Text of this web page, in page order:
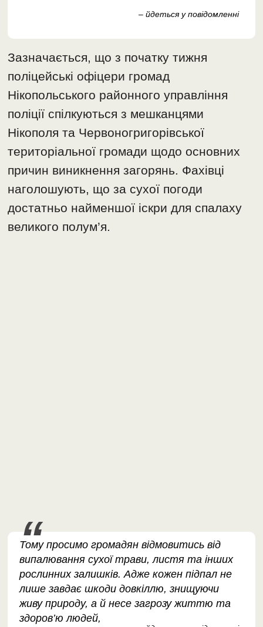
– йдеться у повідомленні
Зазначається, що з початку тижня
поліцейські офіцери громад
Нікопольського районного управління
поліції спілкуються з мешканцями
Нікополя та Червоногригорівської
територіальної громади щодо основних
причин виникнення загорянь. Фахівці
наголошують, що за сухої погоди
достатньо найменшої іскри для спалаху
великого полум’я.
Тому просимо громадян відмовитись від
випалювання сухої трави, листя та інших
рослинних залишків. Адже кожен підпал не
лише завдає шкоди довкіллю, знищуючи
живу природу, а й несе загрозу життю та
здоров’ю людей,